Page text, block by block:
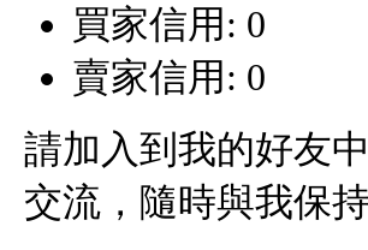
買家信用: 0
賣家信用: 0
請加入到我的好友
交流，隨時與我保